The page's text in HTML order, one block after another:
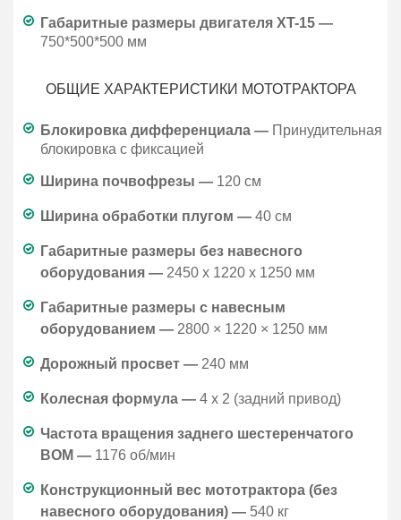
Габаритные размеры двигателя XT-15 —
750*500*500 мм
ОБЩИЕ ХАРАКТЕРИСТИКИ МОТОТРАКТОРА
Блокировка дифференциала — Принудительная
блокировка с фиксацией
Ширина почвофрезы — 120 см
Ширина обработки плугом — 40 см
Габаритные размеры без навесного
оборудования — 2450 x 1220 x 1250 мм
Габаритные размеры с навесным
оборудованием — 2800 × 1220 × 1250 мм
Дорожный просвет — 240 мм
Колесная формула — 4 х 2 (задний привод)
Частота вращения заднего шестеренчатого
ВОМ — 1176 об/мин
Конструкционный вес мототрактора (без
навесного оборудования) — 540 кг